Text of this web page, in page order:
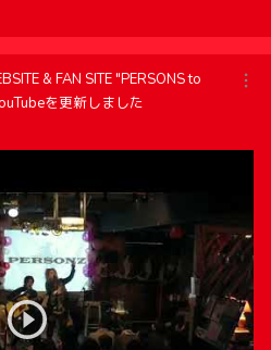
& FAN SITE "PERSONS to
を更新しました